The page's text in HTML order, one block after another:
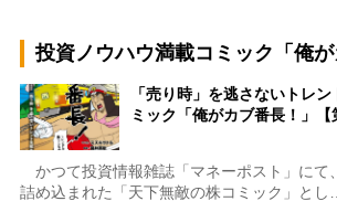
投資ノウハウ満載コミック「俺が
「売り時」を逃さないトレ
ミック「俺がカブ番長！」【
かつて投資情報雑誌「マネーポスト」にて
詰め込まれた「天下無敵の株コミック」とし